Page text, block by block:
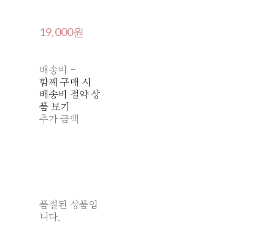
19,000원
배송비 -
함께 구매 시
배송비 절약 상
품 보기
추가 금액
품절된 상품입
니다.